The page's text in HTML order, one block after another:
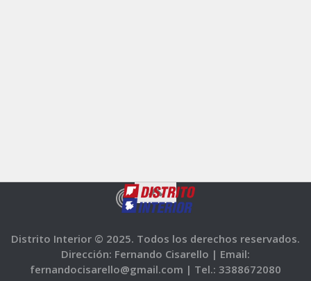
Distrito Interior © 2025. Todos los derechos reservados.
Dirección: Fernando Cisarello | Email:
fernandocisarello@gmail.com | Tel.: 3388672080